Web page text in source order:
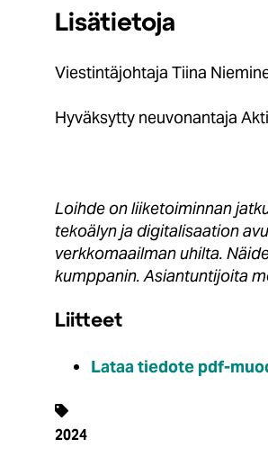
Lisätietoja
Viestintäjohtaja Tiina
Hyväksytty neuvonantaja
Loihde on liiketoiminnan
tekoälyn ja digitalisaation
verkkomaailman uhilta.
kumppanin. Asiantuntijoita
Liitteet
Lataa tiedote pdf-
2024